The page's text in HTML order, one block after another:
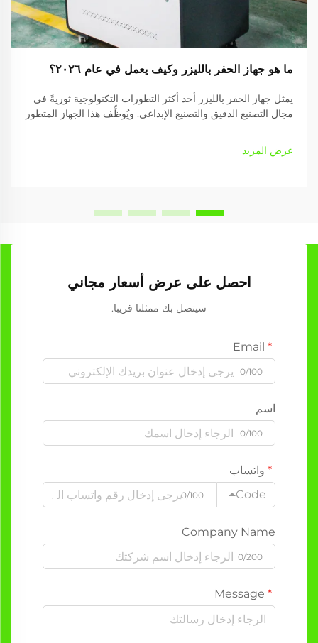
ما هو جهاز الحفر بالليزر وكيف يعمل في عام ٢٠٢٦؟
يمثل جهاز الحفر بالليزر أحد أكثر التطورات التكنولوجية ثوريةً في
مجال التصنيع الدقيق والتصنيع الإبداعي. ويُوظِّف هذا الجهاز المتطور
المواد بدقةٍ فائقة...
عرض المزيد
احصل على عرض أسعار مجاني
سيتصل بك ممثلنا قريبا.
0/100
اسم
0/100
واتساب
Code
0/100
Company Name
0/200